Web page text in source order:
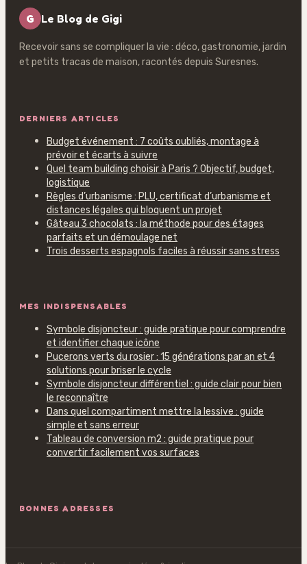
G Le Blog de Gigi
Recevoir sans se compliquer la vie : déco, gastronomie, jardin
et petits tracas de maison, racontés depuis Suresnes.
DERNIERS ARTICLES
Budget événement : 7 coûts oubliés, montage à
prévoir et écarts à suivre
Quel team building choisir à Paris ? Objectif, budget,
logistique
Règles d’urbanisme : PLU, certificat d’urbanisme et
distances légales qui bloquent un projet
Gâteau 3 chocolats : la méthode pour des étages
parfaits et un démoulage net
Trois desserts espagnols faciles à réussir sans stress
MES INDISPENSABLES
Symbole disjoncteur : guide pratique pour comprendre
et identifier chaque icône
Pucerons verts du rosier : 15 générations par an et 4
solutions pour briser le cycle
Symbole disjoncteur différentiel : guide clair pour bien
le reconnaître
Dans quel compartiment mettre la lessive : guide
simple et sans erreur
Tableau de conversion m2 : guide pratique pour
convertir facilement vos surfaces
BONNES ADRESSES